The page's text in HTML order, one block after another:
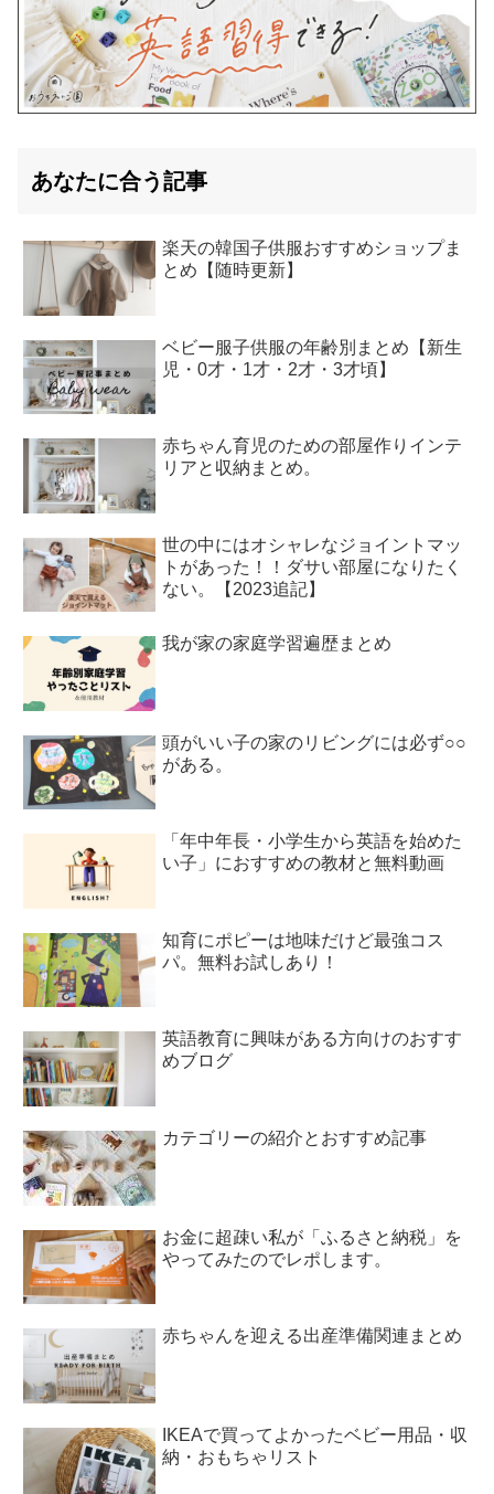
あなたに合う記事
楽天の韓国子供服おすすめショップま
とめ【随時更新】
ベビー服子供服の年齢別まとめ【新生
児・0才・1才・2才・3才頃】
赤ちゃん育児のための部屋作りインテ
リアと収納まとめ。
世の中にはオシャレなジョイントマッ
トがあった！！ダサい部屋になりたく
ない。【2023追記】
我が家の家庭学習遍歴まとめ
頭がいい子の家のリビングには必ず○○
がある。
「年中年長・小学生から英語を始めた
い子」におすすめの教材と無料動画
知育にポピーは地味だけど最強コス
パ。無料お試しあり！
英語教育に興味がある方向けのおすす
めブログ
カテゴリーの紹介とおすすめ記事
お金に超疎い私が「ふるさと納税」を
やってみたのでレポします。
赤ちゃんを迎える出産準備関連まとめ
IKEAで買ってよかったベビー用品・収
納・おもちゃリスト